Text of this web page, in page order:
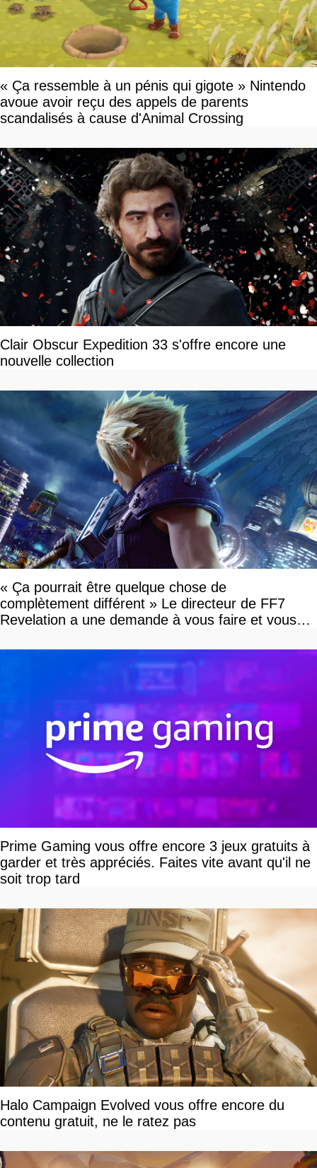
« Ça ressemble à un pénis qui gigote » Nintendo
avoue avoir reçu des appels de parents
scandalisés à cause d'Animal Crossing
Clair Obscur Expedition 33 s'offre encore une
nouvelle collection
« Ça pourrait être quelque chose de
complètement différent » Le directeur de FF7
Revelation a une demande à vous faire et vous
Prime Gaming vous offre encore 3 jeux gratuits à
garder et très appréciés. Faites vite avant qu'il ne
soit trop tard
Halo Campaign Evolved vous offre encore du
contenu gratuit, ne le ratez pas